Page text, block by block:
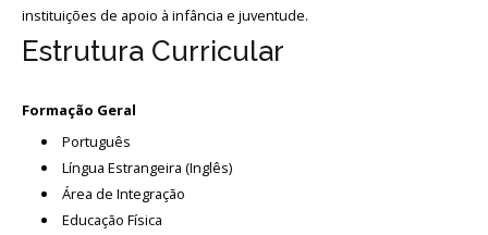
instituições de apoio à infância e juventude.
Estrutura Curricular
Formação Geral
Português
Língua Estrangeira (Inglês)
Área de Integração
Educação Física